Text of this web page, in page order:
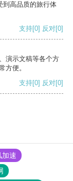
到高品质的旅行体
支持[0] 反对[0]
演示文稿等各个方
方便。
支持[0] 反对[0]
加速